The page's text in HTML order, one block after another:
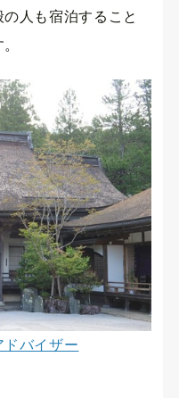
の人も宿泊すること
ドバイザー